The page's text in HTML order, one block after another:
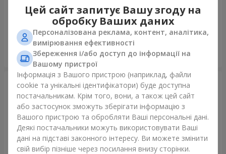
Колекція кульок "Бірюза" - 9
кульок
Замовити
11 жовтих смайликів і
червоних сердець
Замовити
Цей сайт запитує Вашу згоду на
обробку Ваших даних
Персоналізована реклама, контент, аналітика,
вимірювання ефективності
Збереження і/або доступ до інформації на
Вашому пристрої
Інформація з Вашого пристрою (наприклад, файли
cookie та унікальні ідентифікатори) буде доступна
постачальникам. Крім того, вони, а також цей сайт
або застосунок зможуть зберігати інформацію з
Вашого пристрою та обробляти Ваші персональні дані.
Деякі постачальники можуть використовувати Ваші
дані на підставі законного інтересу. Ви можете змінити
свій вибір пізніше через посилання внизу сторінки.